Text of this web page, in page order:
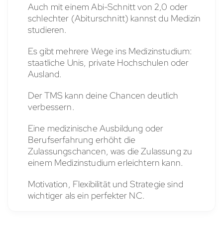
Auch mit einem Abi-Schnitt von 2,0 oder
schlechter (Abiturschnitt) kannst du Medizin
studieren.
Es gibt mehrere Wege ins Medizinstudium:
staatliche Unis, private Hochschulen oder
Ausland.
Der TMS kann deine Chancen deutlich
verbessern.
Eine medizinische Ausbildung oder
Berufserfahrung erhöht die
Zulassungschancen, was die Zulassung zu
einem Medizinstudium erleichtern kann.
Motivation, Flexibilität und Strategie sind
wichtiger als ein perfekter NC.